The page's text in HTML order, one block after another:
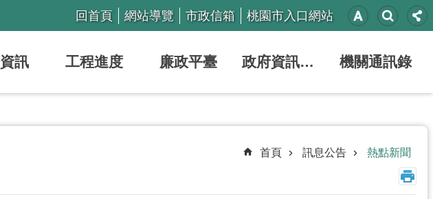
回首頁 網站導覽 市政信箱 桃園市入口網站
訊 工程進度 廉政平臺 政府資訊公開 機關通訊錄
首頁 訊息公告 熱點新聞